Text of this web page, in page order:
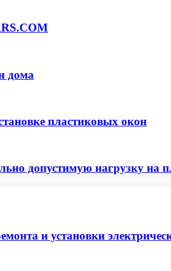
дома
пластиковых окон
допустимую нагрузку на
и установки